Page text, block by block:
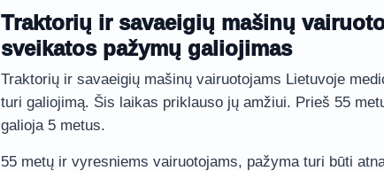
Traktorių ir savaeigių mašinų
sveikatos pažymų galiojimas
Traktorių ir savaeigių mašinų vairuotojams Lietuvoje
turi galiojimą. Šis laikas priklauso jų amžiui. Prieš 55
galioja 5 metus.
55 metų ir vyresniems vairuotojams, pažyma turi būti